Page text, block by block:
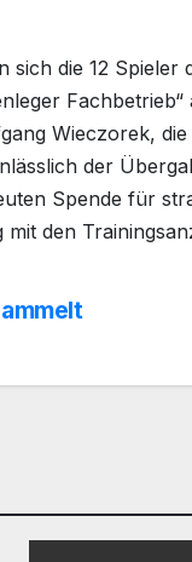
die 12
Wieczorek,
der
Spende für
den